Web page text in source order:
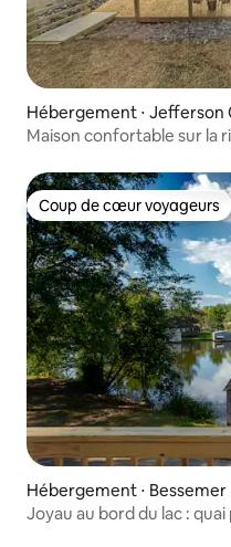
Hébergement ⋅ Jefferson
Maison confortable sur la
Coup de cœur voyageurs
Coup de cœur voyageurs
Hébergement ⋅ Bessemer
Joyau au bord du lac :